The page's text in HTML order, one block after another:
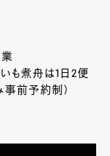
も煮舟は1日2便
事前予約制）